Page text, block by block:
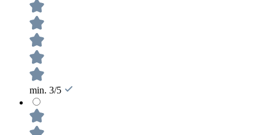
min. 3/5